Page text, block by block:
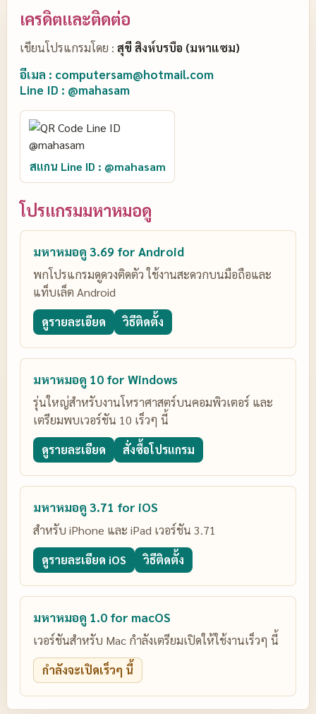
เครดิตและติดต่อ
เขียนโปรแกรมโดย : สุขี สิงห์บรบือ (มหาแซม)
อีเมล : computersam@hotmail.com
Line ID : @mahasam
สแกน Line ID : @mahasam
โปรแกรมมหาหมอดู
มหาหมอดู 3.69 for Android
พกโปรแกรมดูดวงติดตัว ใช้งานสะดวกบนมือถือและ
แท็บเล็ต Android
ดูรายละเอียด วิธีติดตั้ง
มหาหมอดู 10 for Windows
รุ่นใหญ่สำหรับงานโหราศาสตร์บนคอมพิวเตอร์ และ
เตรียมพบเวอร์ชัน 10 เร็วๆ นี้
ดูรายละเอียด สั่งซื้อโปรแกรม
มหาหมอดู 3.71 for iOS
สำหรับ iPhone และ iPad เวอร์ชัน 3.71
ดูรายละเอียด iOS วิธีติดตั้ง
มหาหมอดู 1.0 for macOS
เวอร์ชันสำหรับ Mac กำลังเตรียมเปิดให้ใช้งานเร็วๆ นี้
กำลังจะเปิดเร็วๆ นี้